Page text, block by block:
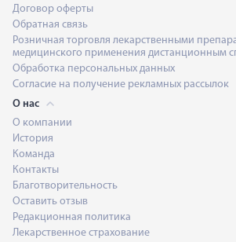
Договор оферты
Обратная связь
Розничная торговля лекарственными
медицинского применения дистанционным
Обработка персональных данных
Согласие на получение рекламных рассылок
О нас
О компании
История
Команда
Контакты
Благотворительность
Оставить отзыв
Редакционная политика
Лекарственное страхование